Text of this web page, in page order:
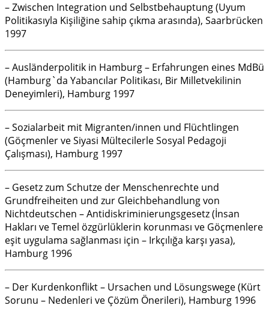
– Zwischen Integration und Selbstbehauptung (Uyum
Politikasıyla Kişiliğine sahip çıkma arasında), Saarbrücken
1997
– Ausländerpolitik in Hamburg – Erfahrungen eines MdBü
(Hamburg`da Yabancılar Politikası, Bir Milletvekilinin
Deneyimleri), Hamburg 1997
– Sozialarbeit mit Migranten/innen und Flüchtlingen
(Göçmenler ve Siyasi Mültecilerle Sosyal Pedagoji
Çalışması), Hamburg 1997
– Gesetz zum Schutze der Menschenrechte und
Grundfreiheiten und zur Gleichbehandlung von
Nichtdeutschen – Antidiskriminierungsgesetz (İnsan
Hakları ve Temel özgürlüklerin korunması ve Göçmenlere
eşit uygulama sağlanması için – Irkçılığa karşı yasa),
Hamburg 1996
– Der Kurdenkonflikt – Ursachen und Lösungswege (Kürt
Sorunu – Nedenleri ve Çözüm Önerileri), Hamburg 1996